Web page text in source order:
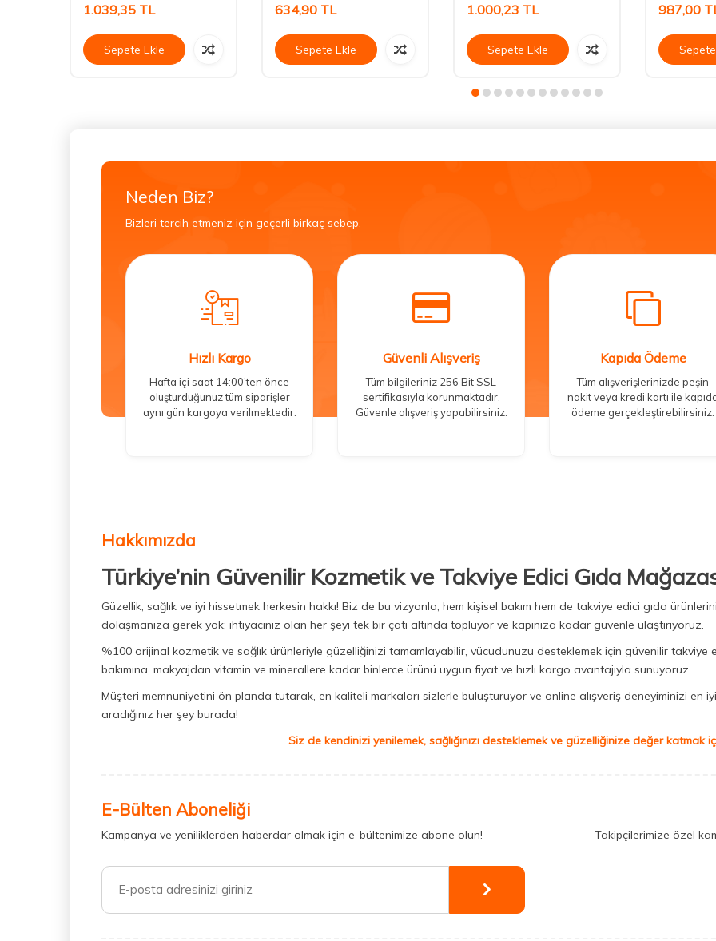
1.039,35 TL
Sepete Ekle
634,90 TL
Sepete Ekle
1.000,23 TL
Sepete Ekle
987,00
Neden Biz?
Bizleri tercih etmeniz için geçerli birkaç sebep.
Hızlı Kargo
Hafta içi saat 14:00’ten önce
oluşturduğunuz tüm siparişler
aynı gün kargoya verilmektedir.
Güvenli Alışveriş
Tüm bilgileriniz 256 Bit SSL
sertifikasıyla korunmaktadır.
Güvenle alışveriş yapabilirsiniz.
Kapıda Ödeme
Tüm alışverişlerinizde peşin
nakit veya kredi kartı ile
ödeme gerçekleştirebilirsiniz.
Hakkımızda
Türkiye’nin Güvenilir Kozmetik ve Takviye Edici Gıda
Güzellik, sağlık ve iyi hissetmek herkesin hakkı! Biz de bu vizyonla, hem kişisel bakım hem de takviye edici gıda
dolaşmanıza gerek yok; ihtiyacınız olan her şeyi tek bir çatı altında topluyor ve kapınıza kadar güvenle ulaştırıyoruz.
%100 orijinal kozmetik ve sağlık ürünleriyle güzelliğinizi tamamlayabilir, vücudunuzu desteklemek için güvenilir takviye
bakımına, makyajdan vitamin ve minerallere kadar binlerce ürünü uygun fiyat ve hızlı kargo avantajıyla sunuyoruz.
Müşteri memnuniyetini ön planda tutarak, en kaliteli markaları sizlerle buluşturuyor ve online alışveriş deneyiminizi en
aradığınız her şey burada!
Siz de kendinizi yenilemek, sağlığınızı desteklemek ve güzelliğinize değer katmak
E-Bülten Aboneliği
Kampanya ve yeniliklerden haberdar olmak için e-bültenimize abone olun! Takipçilerimize özel